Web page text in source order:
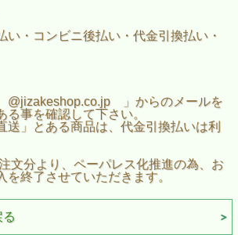
い・コンビニ後払い・代金引換払い・
」からのメールを
る事を確認して下さい。
」とある商品は、代金引換払いは利
文分より、ペーパレス化推進の為、お
を終了させていただきます。
る